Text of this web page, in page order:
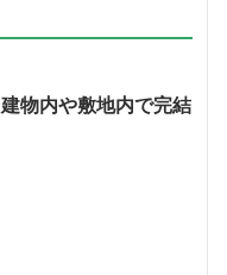
建物内や敷地内で完結